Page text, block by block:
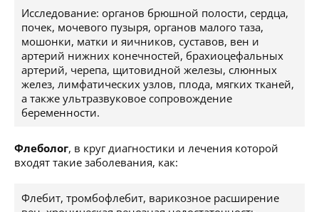
Исследование: органов брюшной полости, сердца,
почек, мочевого пузыря, органов малого таза,
мошонки, матки и яичников, суставов, вен и
артерий нижних конечностей, брахиоцефальных
артерий, черепа, щитовидной железы, слюнных
желез, лимфатических узлов, плода, мягких тканей,
а также ультразвуковое сопровождение
беременности.
Флеболог, в круг диагностики и лечения которой
входят такие заболевания, как:
Флебит, тромбофлебит, варикозное расширение